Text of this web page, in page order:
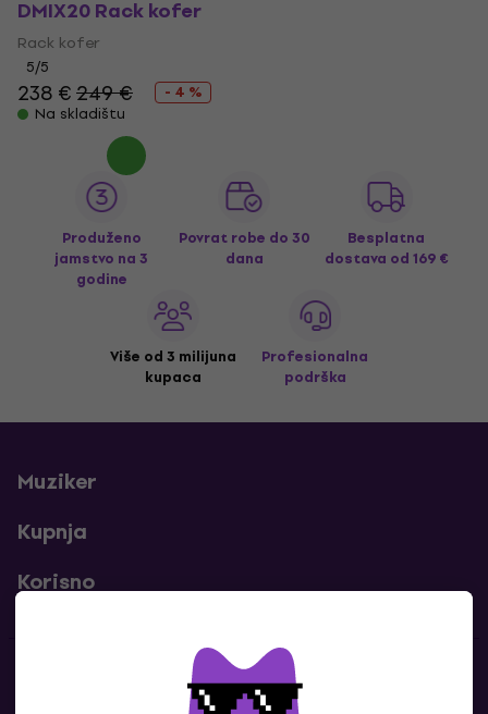
DMIX20 Rack kofer
Rack kofer
5/5
238 €249 €
- 4 %
Na skladištu
Produženo
jamstvo na 3
godine
Povrat robe do 30
dana
Besplatna
dostava od 169 €
Više od 3 milijuna
kupaca
Profesionalna
podrška
Muziker
Kupnja
Korisno
Kontakti